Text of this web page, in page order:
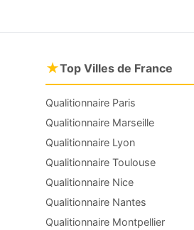
★Top Villes de France
Qualitionnaire Paris
Qualitionnaire Marseille
Qualitionnaire Lyon
Qualitionnaire Toulouse
Qualitionnaire Nice
Qualitionnaire Nantes
Qualitionnaire Montpellier